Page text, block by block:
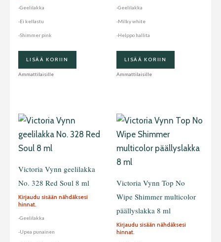
-Geelilakka
-Ei kellastu
-Shimmer pink
LISÄÄ KORIIN
Ammattilaisille
-Geelilakka
-Milky white
-Helppo hallita
LISÄÄ KORIIN
Ammattilaisille
Victoria Vynn geelilakka
No. 328 Red Soul 8 ml
Kirjaudu sisään nähdäksesi
hinnat.
-Geelilakka
-Upea punainen
Victoria Vynn Top No
Wipe Shimmer multicolor
päällyslakka 8 ml
Kirjaudu sisään nähdäksesi
hinnat.